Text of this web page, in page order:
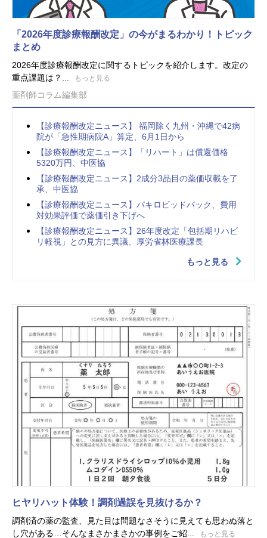
「2026年度診療報酬改定」の今がまるわかり！トピック
まとめ
2026年度診療報酬改定に関するトピックを紹介します。改定の
重点課題は？...
もっと見る
薬剤師コラム編集部
【診療報酬改定ニュース】 福岡除く九州・沖縄で42病
院が「急性期病院A」算定、6月1日から
【診療報酬改定ニュース】「リハート」は償還価格
5320万円、中医協
【診療報酬改定ニュース】2成分3品目の薬価収載を了
承、中医協
【診療報酬改定ニュース】パキロビッドパック、費用
対効果評価で薬価引き下げへ
【診療報酬改定ニュース】26年度改定「包括期リハビ
リ軽視」との見方に異議、厚労省林医療課長
もっと見る
ヒヤリハット体験！調剤過誤を見抜けるか？
調剤済の薬の監査、見た目は問題なさそうに見えても思わぬ落と
し穴がある…そんなまさかまさかの事例をご紹...
もっと見る